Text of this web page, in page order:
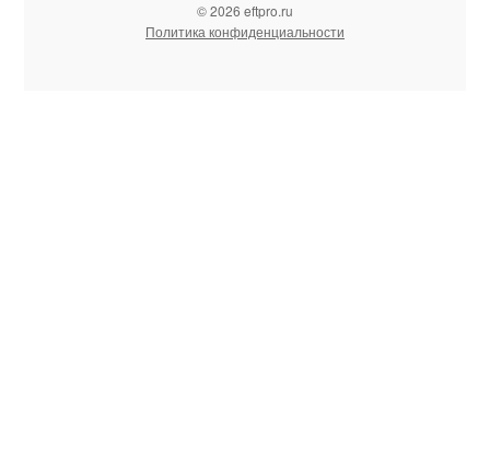
© 2026 eftpro.ru
Политика конфиденциальности